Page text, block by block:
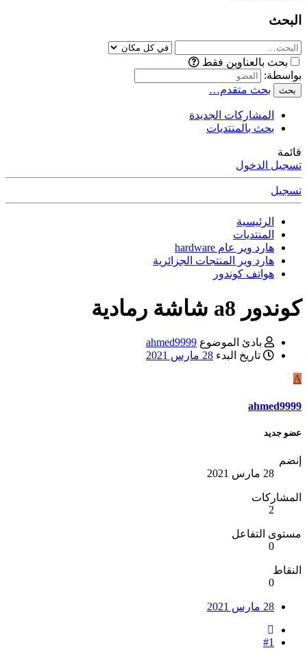
البحث
بحث بالعناوين فقط
بواسطة:
بحث بحث متقدم…
المشاركات الجديدة
بحث بالمنتديات
قائمة
تسجيل الدخول
تسجيل
الرئيسية
المنتديات
هارد وير عام hardware
هارد وير المنتجات الجزائرية
هواتف كوندور
كوندور a8 شاشة رمادية
بادئ الموضوع ahmed9999
تاريخ البدء 28 مارس 2021
A
ahmed9999
عضو جديد
إنضم
28 مارس 2021
المشاركات
2
مستوى التفاعل
0
النقاط
0
28 مارس 2021
#1